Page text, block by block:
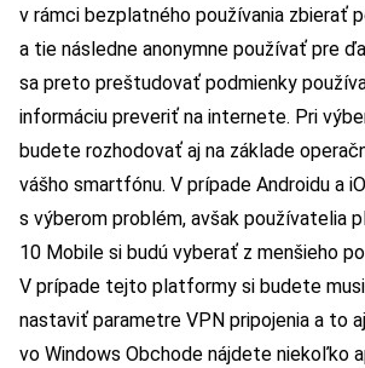
v rámci bezplatného používania zbierať
a tie následne anonymne používať pre
sa preto preštudovať podmienky
informáciu preveriť na internete. Pri
budete rozhodovať aj na základe
vášho smartfónu. V prípade Androidu a
s výberom problém, avšak používatelia
10 Mobile si budú vyberať z menšieho
V prípade tejto platformy si budete
nastaviť parametre VPN pripojenia a to
vo Windows Obchode nájdete niekoľko